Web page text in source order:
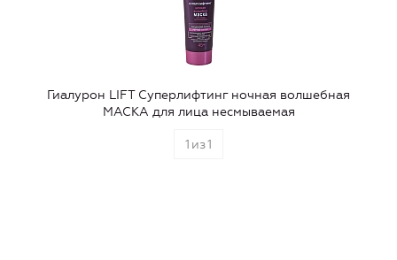
Гиалурон LIFT Суперлифтинг ночная волшебная
МАСКА для лица несмываемая
1 из1